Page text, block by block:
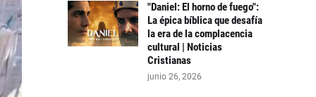
"Daniel: El horno de fuego":
La épica bíblica que desafía
la era de la complacencia
cultural | Noticias
Cristianas
junio 26, 2026